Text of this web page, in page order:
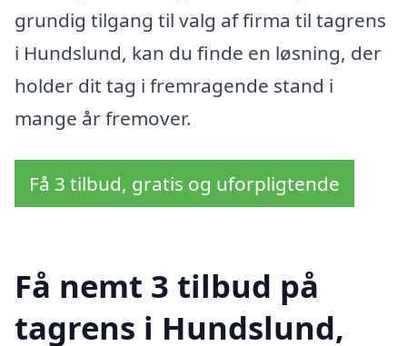
grundig tilgang til valg af firma til tagrens
i Hundslund, kan du finde en løsning, der
holder dit tag i fremragende stand i
mange år fremover.
Få 3 tilbud, gratis og uforpligtende
Få nemt 3 tilbud på
tagrens i Hundslund,